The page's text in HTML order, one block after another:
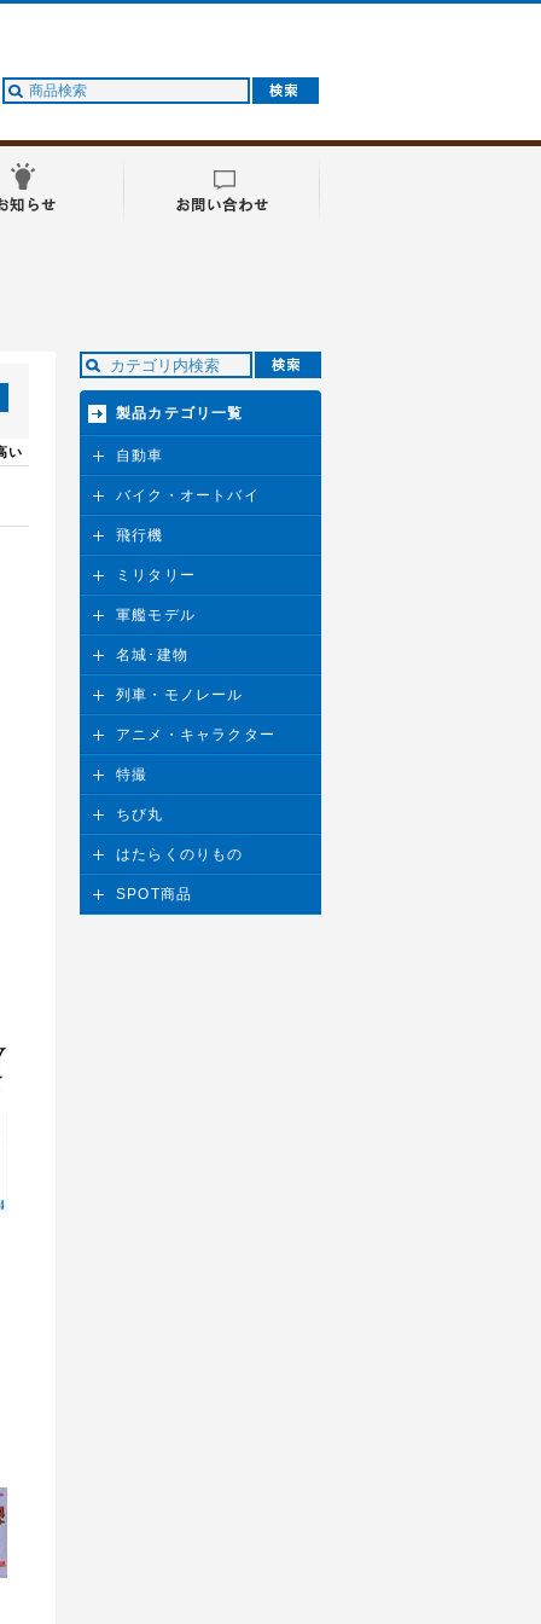
い
製品カテゴリ一覧
自動車
バイク・オートバイ
飛行機
ミリタリー
軍艦モデル
名城･建物
列車・モノレール
アニメ・キャラクター
特撮
ちび丸
はたらくのりもの
SPOT商品